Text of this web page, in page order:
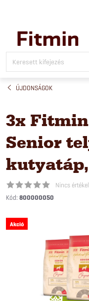
tartalomhoz
ÚJDONSÁGOK
3x
Senior
Nincs
Kód: 800000050
Akció